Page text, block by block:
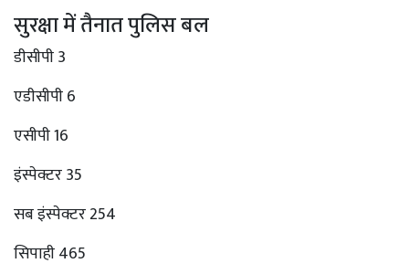
सुरक्षा में तैनात पुलिस बल
डीसीपी 3
एडीसीपी 6
एसीपी 16
इंस्पेक्टर 35
सब इंस्पेक्टर 254
सिपाही 465